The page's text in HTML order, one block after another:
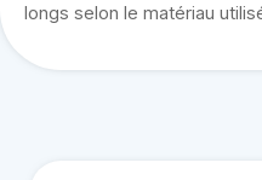
longs selon le matériau